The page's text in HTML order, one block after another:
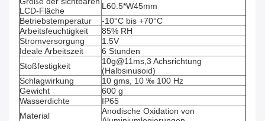
LCD-Fläche
L60.5*W45mm
Betriebstemperatur
-10°C bis +70°C
Arbeitsfeuchtigkeit
85% RH
Stromversorgung
1.5V
Ideale Arbeitszeit
6 Stunden
Stoßfestigkeit
10g@11ms,3 Achsrichtung
(Halbsinusoid)
Schlagwirkung
10 gms, 10 ‰ 100 Hz
Gewicht
600 g
Wasserdichte
IP65
Material
Anodische Oxidation von